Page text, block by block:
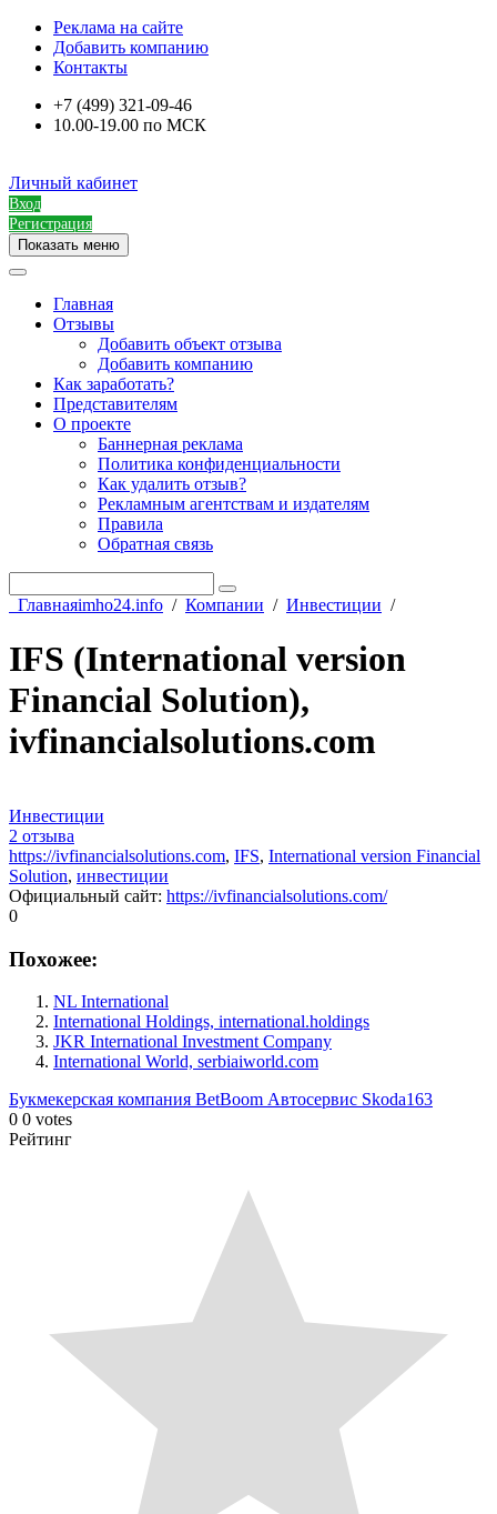
Реклама на сайте
Добавить компанию
Контакты
+7 (499) 321-09-46
10.00-19.00 по МСК
Личный кабинет
Вход
Регистрация
Показать меню
Главная
Отзывы
Добавить объект отзыва
Добавить компанию
Как заработать?
Представителям
О проекте
Баннерная реклама
Политика конфиденциальности
Как удалить отзыв?
Рекламным агентствам и издателям
Правила
Обратная связь
Главнаяimho24.info / Компании / Инвестиции /
IFS (International version
Financial Solution),
ivfinancialsolutions.com
Инвестиции
2 отзыва
https://ivfinancialsolutions.com, IFS, International version Financial
Solution, инвестиции
Официальный сайт: https://ivfinancialsolutions.com/
0
Похожее:
NL International
International Holdings, international.holdings
JKR International Investment Company
International World, serbiaiworld.com
Букмекерская компания BetBoom Автосервис Skoda163
0 0 votes
Рейтинг